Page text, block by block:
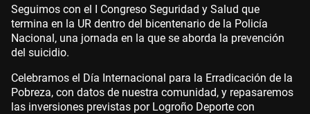
Seguimos con el I Congreso Seguridad y Salud que
termina en la UR dentro del bicentenario de la Policía
Nacional, una jornada en la que se aborda la prevención
del suicidio.
Celebramos el Día Internacional para la Erradicación de la
Pobreza, con datos de nuestra comunidad, y repasaremos
las inversiones previstas por Logroño Deporte con